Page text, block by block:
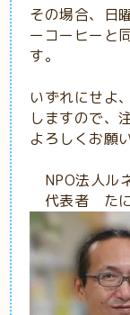
その場合、日
ーコーヒーと
す。
いずれにせよ
しますので、
よろしくお願
NPO法人ル
代表者 たに